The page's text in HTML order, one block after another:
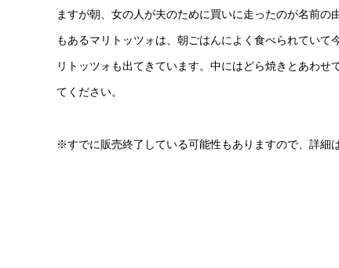
ますが朝、女の人が夫のために買いに走ったのが名前
もあるマリトッツォは、朝ごはんによく食べられてい
リトッツォも出てきています。中にはどら焼きとあわ
てください。
※すでに販売終了している可能性もありますので、詳細